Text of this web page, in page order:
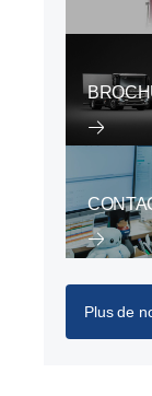
Plus de